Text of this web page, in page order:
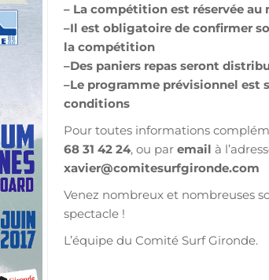
– La compétition est réservée au
–Il est obligatoire de confirmer
la compétition
–Des paniers repas seront
–Le programme prévisionnel est
conditions
Pour toutes informations
68 31 42 24, ou par email à
xavier@comitesurfgironde.com
Venez nombreux et nombreuses
spectacle !
L’équipe du Comité Surf Gironde.